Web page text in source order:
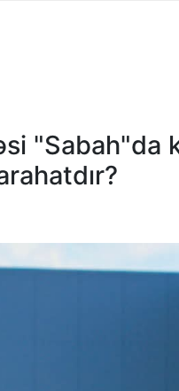
"Sabah"da